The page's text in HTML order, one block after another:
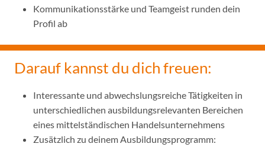
Kommunikationsstärke und Teamgeist runden dein
Profil ab
Darauf kannst du dich freuen:
Interessante und abwechslungsreiche Tätigkeiten in
unterschiedlichen ausbildungsrelevanten Bereichen
eines mittelständischen Handelsunternehmens
Zusätzlich zu deinem Ausbildungsprogramm: